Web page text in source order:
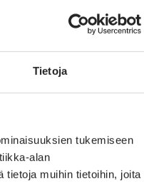
Tietoja
tukemiseen
alan
tietoja muihin tietoihin, joita